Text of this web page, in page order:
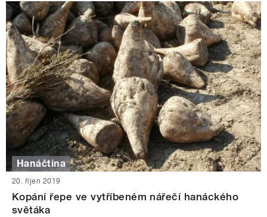
Hanáčtina
20. říjen 2019
Kopání řepe ve vytříbeném nářečí hanáckého
světáka